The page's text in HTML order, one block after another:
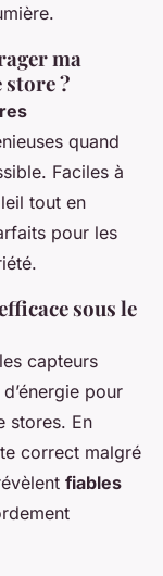
ma
store ?
quand
Faciles à
tout en
pour les
sous le
capteurs
pour
stores. En
correct malgré
fiables